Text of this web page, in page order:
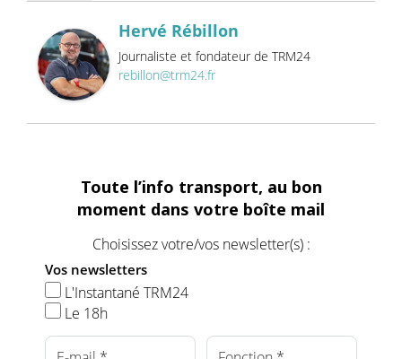
Hervé Rébillon
Journaliste et fondateur de TRM24
rebillon@trm24.fr
Toute l’info transport, au bon
moment dans votre boîte mail
Choisissez votre/vos newsletter(s) :
Vos newsletters
L'Instantané TRM24
Le 18h